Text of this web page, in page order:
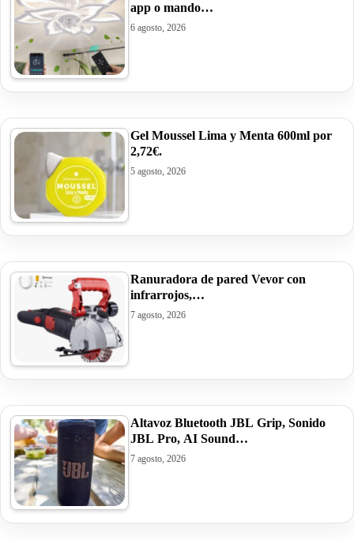
app o mando…
6 agosto, 2026
Gel Moussel Lima y Menta 600ml por
2,72€.
5 agosto, 2026
Ranuradora de pared Vevor con
infrarrojos,…
7 agosto, 2026
Altavoz Bluetooth JBL Grip, Sonido
JBL Pro, AI Sound…
7 agosto, 2026